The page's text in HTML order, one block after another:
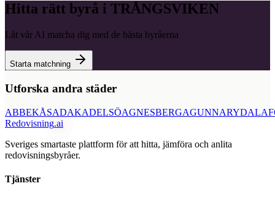
Hitta rätt byrå i TRÅNGSVIKEN
Låt vår AI matcha dig med de bästa byråerna
Starta matchning
Utforska andra städer
ABBEKÅSADAKADELSÖAGNESBERGAGUNNARYD
Redovisning.ai
Sveriges smartaste plattform för att hitta, jämföra och anlita
redovisningsbyråer.
Tjänster